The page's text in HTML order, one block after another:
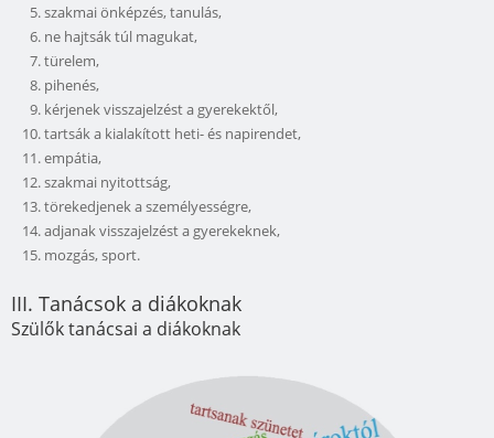
szakmai önképzés, tanulás,
ne hajtsák túl magukat,
türelem,
pihenés,
kérjenek visszajelzést a gyerekektől,
tartsák a kialakított heti- és napirendet,
empátia,
szakmai nyitottság,
törekedjenek a személyességre,
adjanak visszajelzést a gyerekeknek,
mozgás, sport.
III. Tanácsok a diákoknak
Szülők tanácsai a diákoknak